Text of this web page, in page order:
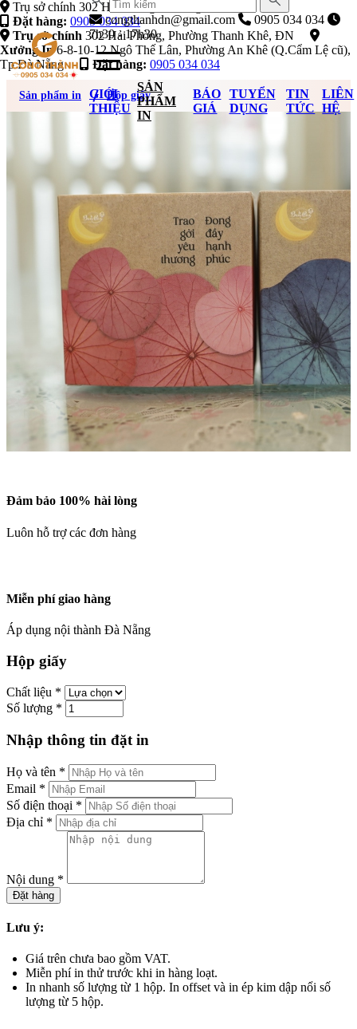
Xưởng In 6-8-10-12 Ng
Đặt hàng: 0905 034 034
Trụ sở chính 302 Hải Phòng, Phường Thanh Khê, ĐN
Xưởng In6-8-10-12 Ngô Thế Lân, Phường An Khê (Q.Cẩm Lệ cũ),
Tp Đà Nẵng
Đặt hàng: 0905 034 034
congthanhdn@gmail.com
0905 034 034
7h30 - 17h30
GIỚI
THIỆU
SẢN
PHẨM
IN
BÁO
GIÁ
TUYỂN
DỤNG
TIN
TỨC
LIÊN
HỆ
Sản phẩm in Hộp giấy
Đảm bảo 100% hài lòng
Luôn hỗ trợ các đơn hàng
Miễn phí giao hàng
Áp dụng nội thành Đà Nẵng
Hộp giấy
Chất liệu *
Số lượng *
Nhập thông tin đặt in
Họ và tên *
Email *
Số điện thoại *
Địa chỉ *
Nội dung *
Đặt hàng
Lưu ý:
Giá trên chưa bao gồm VAT.
Miễn phí in thử trước khi in hàng loạt.
In nhanh số lượng từ 1 hộp. In offset và in ép kim dập nổi số
lượng từ 5 hộp.